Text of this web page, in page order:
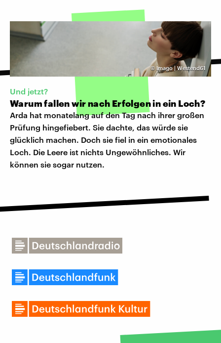
©Imago | Westend61
Und jetzt?
Warum fallen wir nach Erfolgen in ein Loch?
Arda hat monatelang auf den Tag nach ihrer großen
Prüfung hingefiebert. Sie dachte, das würde sie
glücklich machen. Doch sie fiel in ein emotionales
Loch. Die Leere ist nichts Ungewöhnliches. Wir
können sie sogar nutzen.